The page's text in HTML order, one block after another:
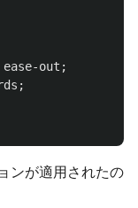
ease-out ;
;
ンが適用されたの